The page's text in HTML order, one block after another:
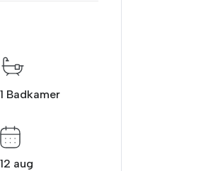
1 Badkamer
12 aug